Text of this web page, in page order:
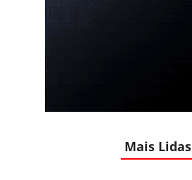
Mais Lidas